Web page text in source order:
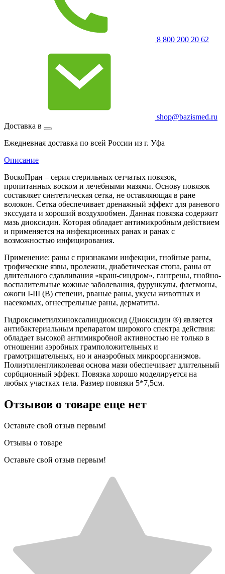
8 800 200 20 62
shop@bazismed.ru
Доставка в
Ежедневная доставка по всей России из г. Уфа
Описание
ВоскоПран – серия стерильных сетчатых повязок,
пропитанных воском и лечебными мазями. Основу повязок
составляет синтетическая сетка, не оставляющая в ране
волокон. Сетка обеспечивает дренажный эффект для раневого
экссудата и хороший воздухообмен. Данная повязка содержит
мазь диоксидин. Которая обладает антимикробным действием
и применяется на инфекционных ранах и ранах с
возможностью инфицирования.
Применение: раны с признаками инфекции, гнойные раны,
трофические язвы, пролежни, диабетическая стопа, раны от
длительного сдавливания «краш-синдром», гангрены, гнойно-
воспалительные кожные заболевания, фурункулы, флегмоны,
ожоги I-III (В) степени, рваные раны, укусы животных и
насекомых, огнестрельные раны, дерматиты.
Гидроксиметилхиноксалиндиоксид (Диоксидин ®) является
антибактериальным препаратом широкого спектра действия:
обладает высокой антимикробной активностью не только в
отношении аэробных грамположительных и
грамотрицательных, но и анаэробных микроорганизмов.
Полиэтиленгликолевая основа мази обеспечивает длительный
сорбционный эффект. Повязка хорошо моделируется на
любых участках тела. Размер повязки 5*7,5см.
Отзывов о товаре еще нет
Оставьте свой отзыв первым!
Отзывы о товаре
Оставьте свой отзыв первым!